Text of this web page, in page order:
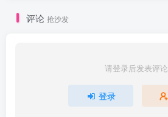
评论 抢沙发
请登录后发表评论
登录